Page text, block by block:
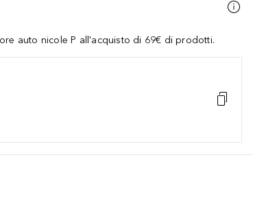
auto nicole P all'acquisto di 69€ di prodotti.